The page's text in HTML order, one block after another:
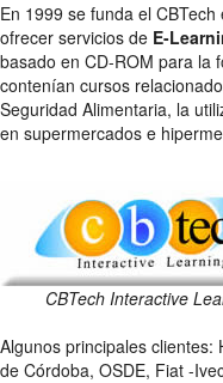
En 1999 se funda el
ofrecer servicios de E-
basado en CD-ROM para la
contenían cursos
Seguridad Alimentaria, la
en supermercados e
CBTech Interactive
Algunos principales clientes:
de Córdoba, OSDE, Fiat -